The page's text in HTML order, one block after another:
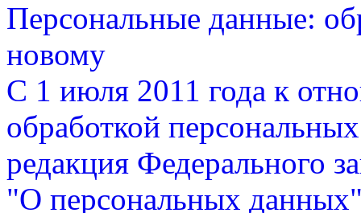
Персональные данные:
новому
С 1 июля 2011 года к
обработкой
редакция Федерального
"О персональных